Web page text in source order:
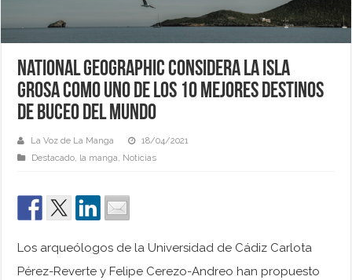
National Geographic considera La isla
Grosa como uno de los 10 mejores destinos
de buceo del mundo
La Voz de La Manga
18/04/2021
Destacado, la manga, Noticias
Los arqueólogos de la Universidad de Cádiz Carlota
Pérez-Reverte y Felipe Cerezo-Andreo han propuesto